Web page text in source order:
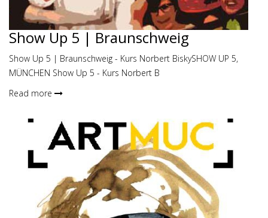
Show Up 5 | Braunschweig
Show Up 5 | Braunschweig - Kurs Norbert BiskySHOW UP 5,
MÜNCHEN Show Up 5 - Kurs Norbert B
Read more